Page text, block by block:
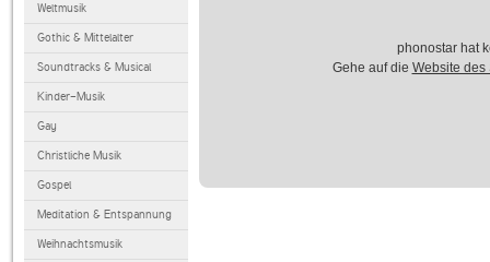
Weltmusik
Gothic & Mittelalter
Soundtracks & Musical
Kinder-Musik
Gay
Christliche Musik
Gospel
Meditation & Entspannung
Weihnachtsmusik
phonostar hat
Gehe auf die Website des